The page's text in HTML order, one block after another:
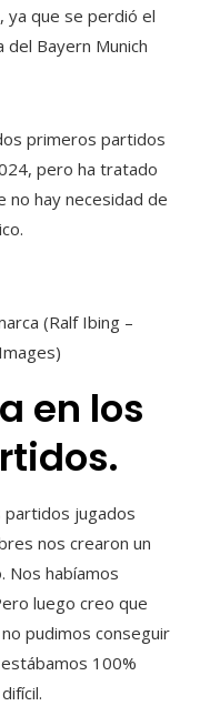
ya que se perdió el
Bayern Munich
primeros partidos
pero ha tratado
no hay necesidad de
(Ralf Ibing –
en los
partidos jugados
nos crearon un
Nos habíamos
luego creo que
pudimos conseguir
100%